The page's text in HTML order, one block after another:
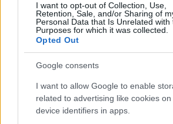
I want to opt-out of Collection, Use,
Retention, Sale, and/or Sharing of
Personal Data that Is Unrelated with
Purposes for which it was collected.
Opted Out
Google consents
I want to allow Google to enable
related to advertising like cookies
device identifiers in apps.